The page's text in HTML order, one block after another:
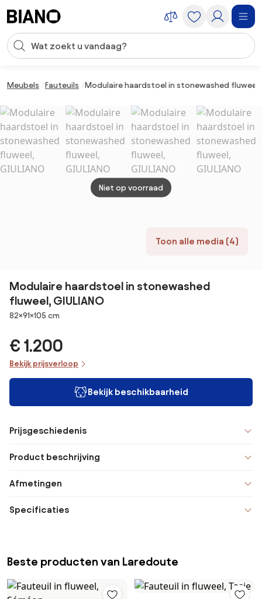
Zoekopdracht invoeren
Meubels Fauteuils Modulaire haardstoel in stonewashed fluweel,
Toon alle media (4)
Niet op voorraad
Modulaire haardstoel in stonewashed
fluweel, GIULIANO
Afmetingen
82×91×105 cm
€ 1.200
Bekijk prijsverloop
Bekijk beschikbaarheid
Prijsgeschiedenis
Product beschrijving
Afmetingen
Specificaties
Beste producten van Laredoute